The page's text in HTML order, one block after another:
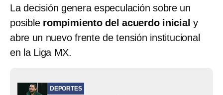
La decisión genera especulación sobre un
posible rompimiento del acuerdo inicial y
abre un nuevo frente de tensión institucional
en la Liga MX.
DEPORTES